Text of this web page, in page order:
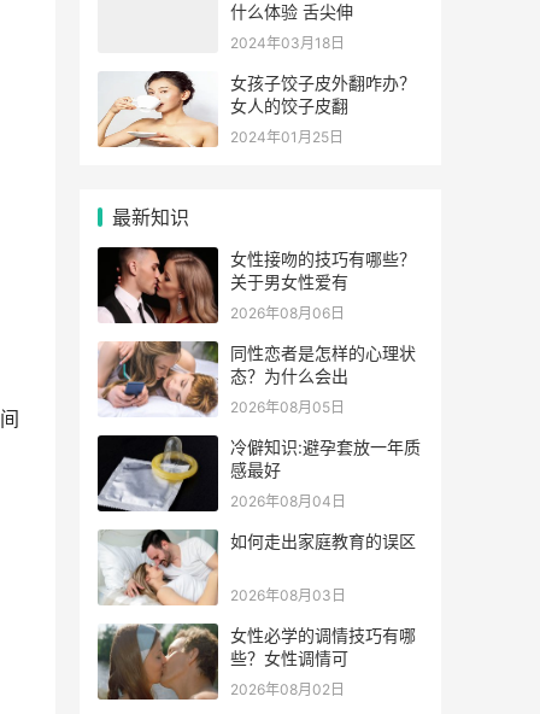
什么体验 舌尖伸
2024年03月18日
女孩子饺子皮外翻咋办？
女人的饺子皮翻
2024年01月25日
最新知识
女性接吻的技巧有哪些？
关于男女性爱有
2026年08月06日
同性恋者是怎样的心理状
态？为什么会出
2026年08月05日
冷僻知识:避孕套放一年质
感最好
2026年08月04日
如何走出家庭教育的误区
2026年08月03日
女性必学的调情技巧有哪
些？女性调情可
2026年08月02日